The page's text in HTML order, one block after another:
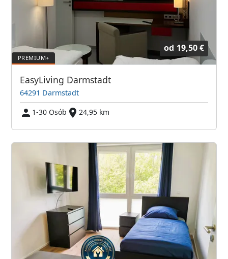
od 19,50 €
EasyLiving Darmstadt
64291 Darmstadt
1-30 Osób
24,95 km